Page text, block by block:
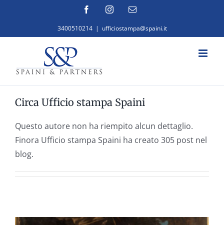
contenuto
FacebookInstagramEmail
3400510214 | ufficiostampa@spaini.it
Circa Ufficio stampa Spaini
Questo autore non ha riempito alcun dettaglio.
Finora Ufficio stampa Spaini ha creato 305 post nel
blog.